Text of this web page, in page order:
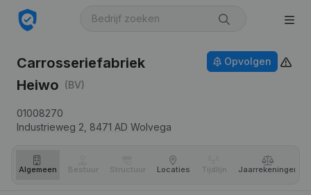
Carrosseriefabriek
Heiwo (BV)
01008270
Industrieweg 2, 8471 AD Wolvega
Opvolgen
Algemeen Bestuur Structuur Locaties Tijdlijn Jaar­rekeningen